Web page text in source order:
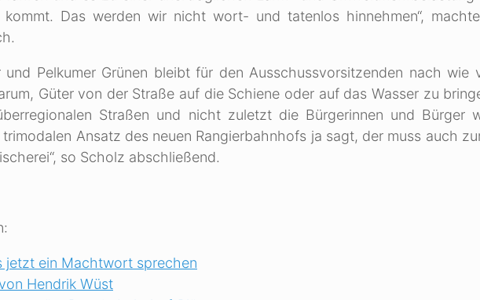
Das werden wir nicht wort- und tatenlos hinnehmen“,
Pelkumer Grünen bleibt für den Ausschussvorsitzenden nach wie
Güter von der Straße auf die Schiene oder auf das Wasser zu
Straßen und nicht zuletzt die Bürgerinnen und Bürger
Ansatz des neuen Rangierbahnhofs ja sagt, der muss auch
so Scholz abschließend.
jetzt ein Machtwort sprechen
Hendrik Wüst